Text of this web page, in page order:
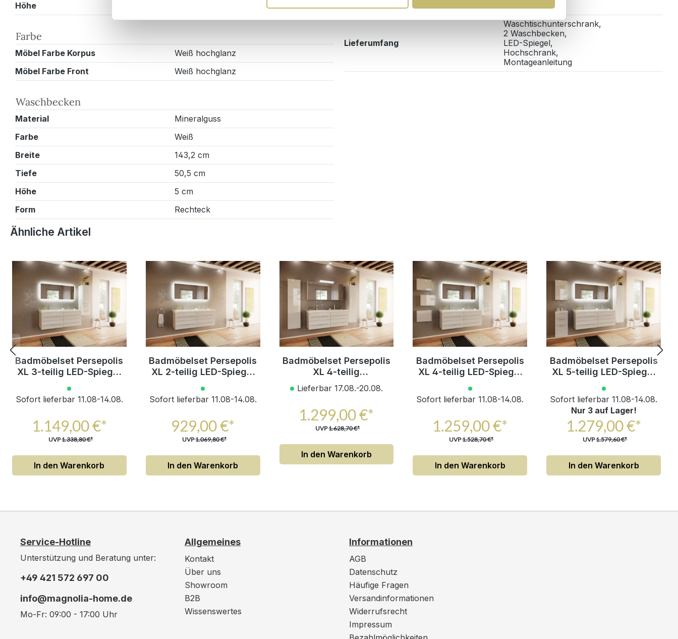
Höhe
Farbe
Möbel Farbe Korpus
Weiß hochglanz
Möbel Farbe Front
Weiß hochglanz
Waschbecken
Material
Mineralguss
Farbe
Weiß
Breite
143,2 cm
Tiefe
50,5 cm
Höhe
5 cm
Form
Rechteck
Montageart
Wandhängend
Lieferumfang
Waschtischunterschrank,
2 Waschbecken,
LED-Spiegel,
Hochschrank,
Montageanleitung
Produktgalerie überspringen
Ähnliche Artikel
Badmöbelset Persepolis
XL 3-teilig LED-Spiegel
hochglanz
Sofort lieferbar 11.08-14.08.
1.149,00 €*
UVP1.338,80 €*
In den Warenkorb
Badmöbelset Persepolis
XL 2-teilig LED-Spiegel
Sofort lieferbar 11.08-14.08.
929,00 €*
UVP1.069,80 €*
In den Warenkorb
Badmöbelset Persepolis
XL 4-teilig
Spiegelschrank 2x
Hochschrank weiss
Lieferbar 17.08.-20.08.
1.299,00 €*
UVP1.628,70 €*
In den Warenkorb
Badmöbelset Persepolis
XL 4-teilig LED-Spiegel
weiss hgl
Sofort lieferbar 11.08-14.08.
1.259,00 €*
UVP1.528,70 €*
In den Warenkorb
Badmöbelset Persepolis
XL 5-teilig LED-Spiegel
Midischrank weiss
Sofort lieferbar 11.08-14.08.
Nur 3 auf Lager!
1.279,00 €*
UVP1.579,60 €*
In den Warenkorb
Service-Hotline
Unterstützung und Beratung unter:
+49 421 572 697 00
info@magnolia-home.de
Mo-Fr: 09:00 - 17:00 Uhr
Allgemeines
Kontakt
Über uns
Showroom
B2B
Wissenswertes
Informationen
AGB
Datenschutz
Häufige Fragen
Versandinformationen
Widerrufsrecht
Impressum